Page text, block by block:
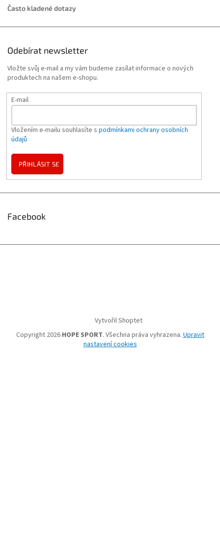
Často kladené dotazy
Odebírat newsletter
Vložte svůj e-mail a my vám budeme zasílat informace o nových
produktech na našem e-shopu.
E-mail
Vložením e-mailu souhlasíte s podmínkami ochrany osobních
údajů
PŘIHLÁSIT SE
Facebook
Vytvořil Shoptet
Copyright 2026 HOPE SPORT. Všechna práva vyhrazena.Upravit
nastavení cookies